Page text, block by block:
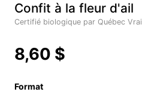
Confit à la fleur d'ail
Certifié biologique par Québec Vrai
8,60 $
Format